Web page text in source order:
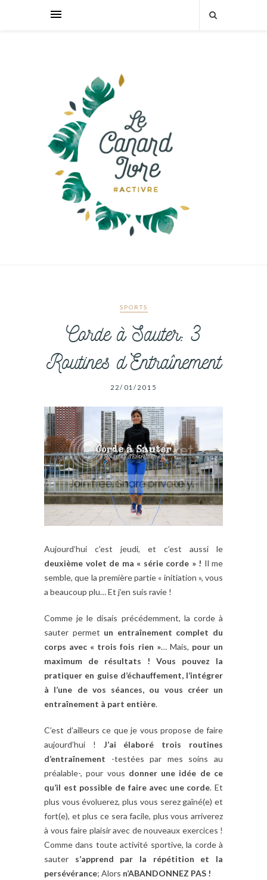
SPORTS
Corde à Sauter: 3
Routines d’Entraînement
22/01/2015
Aujourd’hui c’est jeudi, et c’est aussi le
deuxième volet de ma « série corde » ! Il me
semble, que la première partie « initiation », vous
a beaucoup plu… Et j’en suis ravie !
Comme je le disais précédemment, la corde à
sauter permet un entraînement complet du
corps avec « trois fois rien »… Mais, pour un
maximum de résultats
!
Vous pouvez la
pratiquer en guise d’échauffement, l’intégrer
à l’une de vos séances, ou vous créer un
entraînement à part entière.
C’est d’ailleurs ce que je vous propose de faire
aujourd’hui ! J’ai élaboré trois routines
d’entraînement -testées par mes soins au
préalable-, pour vous donner une idée de ce
qu’il est possible de faire avec une corde. Et
plus vous évoluerez, plus vous serez gaîné(e) et
fort(e), et plus ce sera facile, plus vous arriverez
à vous faire plaisir avec de nouveaux exercices !
Comme dans toute activité sportive, la corde à
sauter s’apprend par la répétition et la
persévérance; Alors n’ABANDONNEZ PAS !